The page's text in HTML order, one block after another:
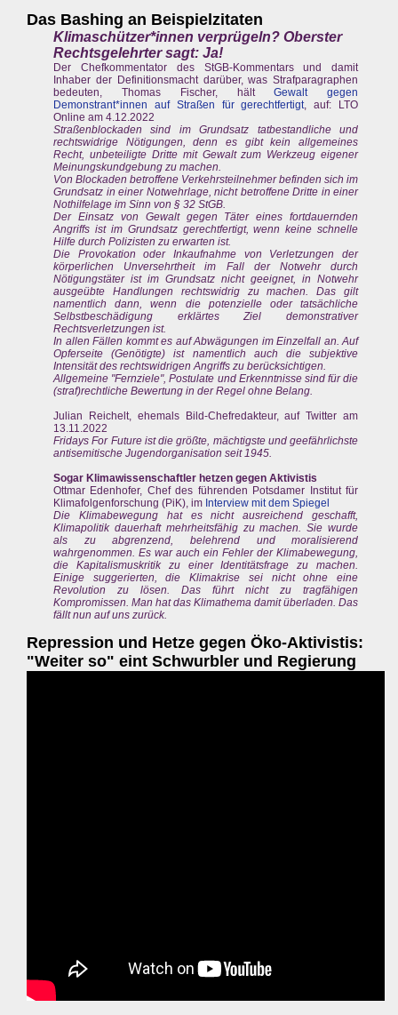
Das Bashing an Beispielzitaten
Klimaschützer*innen verprügeln? Oberster
Rechtsgelehrter sagt: Ja!
Der Chefkommentator des StGB-Kommentars und damit
Inhaber der Definitionsmacht darüber, was Strafparagraphen
bedeuten, Thomas Fischer, hältGewalt gegen
Demonstrant*innen auf Straßen für gerechtfertigt, auf: LTO
Online am 4.12.2022
Straßenblockaden sind im Grundsatz tatbestandliche und
rechtswidrige Nötigungen, denn es gibt kein allgemeines
Recht, unbeteiligte Dritte mit Gewalt zum Werkzeug eigener
Meinungskundgebung zu machen.
Von Blockaden betroffene Verkehrsteilnehmer befinden sich im
Grundsatz in einer Notwehrlage, nicht betroffene Dritte in einer
Nothilfelage im Sinn von § 32 StGB.
Der Einsatz von Gewalt gegen Täter eines fortdauernden
Angriffs ist im Grundsatz gerechtfertigt, wenn keine schnelle
Hilfe durch Polizisten zu erwarten ist.
Die Provokation oder Inkaufnahme von Verletzungen der
körperlichen Unversehrtheit im Fall der Notwehr durch
Nötigungstäter ist im Grundsatz nicht geeignet, in Notwehr
ausgeübte Handlungen rechtswidrig zu machen. Das gilt
namentlich dann, wenn die potenzielle oder tatsächliche
Selbstbeschädigung erklärtes Ziel demonstrativer
Rechtsverletzungen ist.
In allen Fällen kommt es auf Abwägungen im Einzelfall an. Auf
Opferseite (Genötigte) ist namentlich auch die subjektive
Intensität des rechtswidrigen Angriffs zu berücksichtigen.
Allgemeine "Fernziele", Postulate und Erkenntnisse sind für die
(straf)rechtliche Bewertung in der Regel ohne Belang.
Julian Reichelt, ehemals Bild-Chefredakteur, auf Twitter am
13.11.2022
Fridays For Future ist die größte, mächtigste und geefährlichste
antisemitische Jugendorganisation seit 1945.
Sogar Klimawissenschaftler hetzen gegen Aktivistis
Ottmar Edenhofer, Chef des führenden Potsdamer Institut für
Klimafolgenforschung (PiK), im Interview mit dem Spiegel
Die Klimabewegung hat es nicht ausreichend geschafft,
Klimapolitik dauerhaft mehrheitsfähig zu machen. Sie wurde
als zu abgrenzend, belehrend und moralisierend
wahrgenommen. Es war auch ein Fehler der Klimabewegung,
die Kapitalismuskritik zu einer Identitätsfrage zu machen.
Einige suggerierten, die Klimakrise sei nicht ohne eine
Revolution zu lösen. Das führt nicht zu tragfähigen
Kompromissen. Man hat das Klimathema damit überladen. Das
fällt nun auf uns zurück.
Repression und Hetze gegen Öko-Aktivistis:
"Weiter so" eint Schwurbler und Regierung